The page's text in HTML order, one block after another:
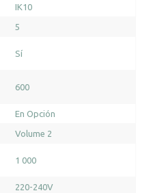
IK10
5
Sí
600
En Opción
Volume 2
1 000
220-240V